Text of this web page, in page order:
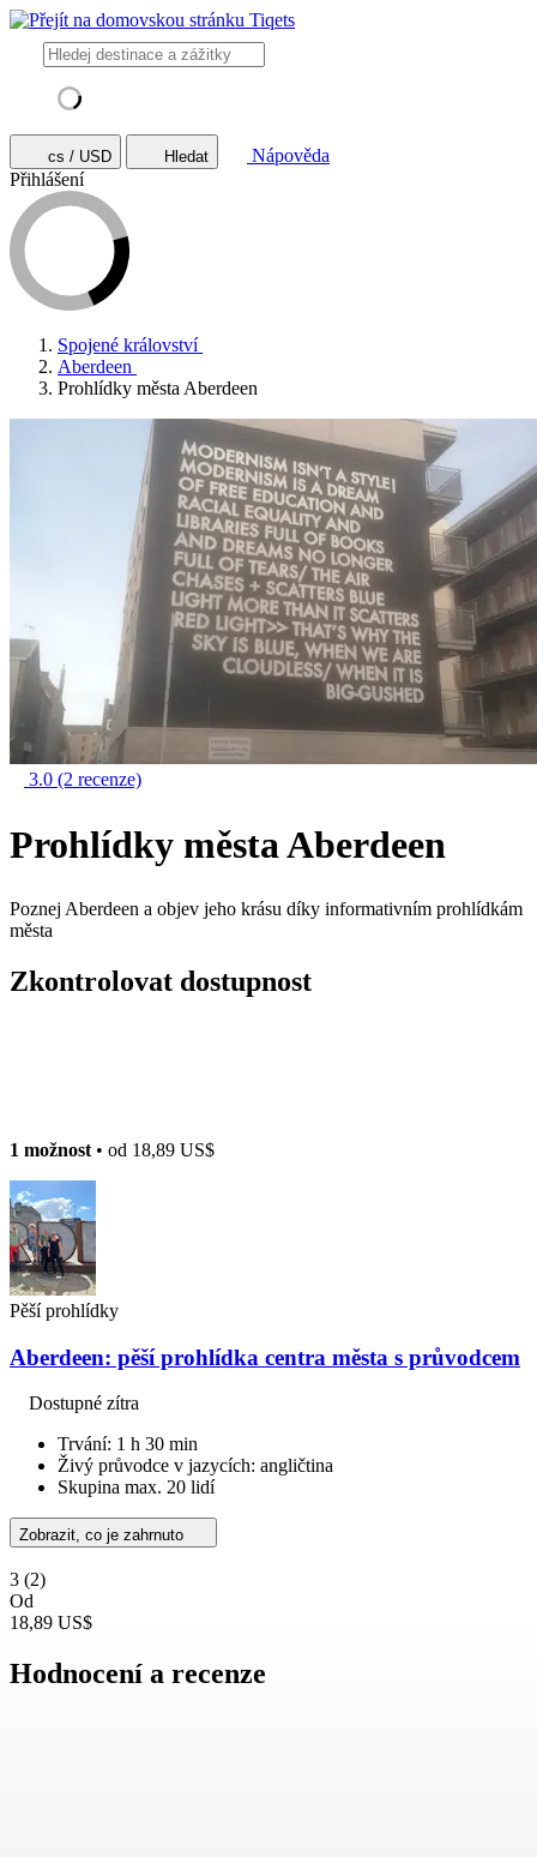
cs / USD Hledat
Nápověda
Přihlášení
Spojené království
Aberdeen
Prohlídky města Aberdeen
3.0 (2 recenze)
Prohlídky města Aberdeen
Poznej Aberdeen a objev jeho krásu díky informativním prohlídkám
města
Zkontrolovat dostupnost
1 možnost • od 18,89 US$
Pěší prohlídky
Aberdeen: pěší prohlídka centra města s průvodcem
Dostupné zítra
Trvání: 1 h 30 min
Živý průvodce v jazycích: angličtina
Skupina max. 20 lidí
Zobrazit, co je zahrnuto
3 (2)
Od
18,89 US$
Hodnocení a recenze